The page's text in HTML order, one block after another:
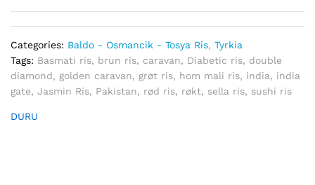
Categories: Baldo - Osmancik - Tosya Ris, Tyrkia
Tags: Basmati ris, brun ris, caravan, Diabetic ris, double
diamond, golden caravan, grøt ris, hom mali ris, india, india
gate, Jasmin Ris, Pakistan, rød ris, røkt, sella ris, sushi ris
DURU